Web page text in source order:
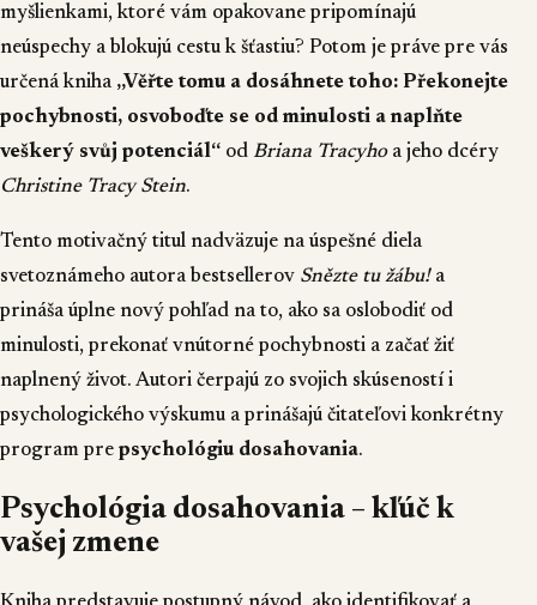
myšlienkami, ktoré vám opakovane pripomínajú
neúspechy a blokujú cestu k šťastiu? Potom je práve pre vás
určená kniha „Věřte tomu a dosáhnete toho: Překonejte
pochybnosti, osvoboďte se od minulosti a naplňte
veškerý svůj potenciál“ od Briana Tracyhoa jeho dcéry
Christine Tracy Stein.
Tento motivačný titul nadväzuje na úspešné diela
svetoznámeho autora bestsellerov Snězte tu žábu!a
prináša úplne nový pohľad na to, ako sa oslobodiť od
minulosti, prekonať vnútorné pochybnosti a začať žiť
naplnený život. Autori čerpajú zo svojich skúseností i
psychologického výskumu a prinášajú čitateľovi konkrétny
program pre psychológiu dosahovania.
Psychológia dosahovania – kľúč k
vašej zmene